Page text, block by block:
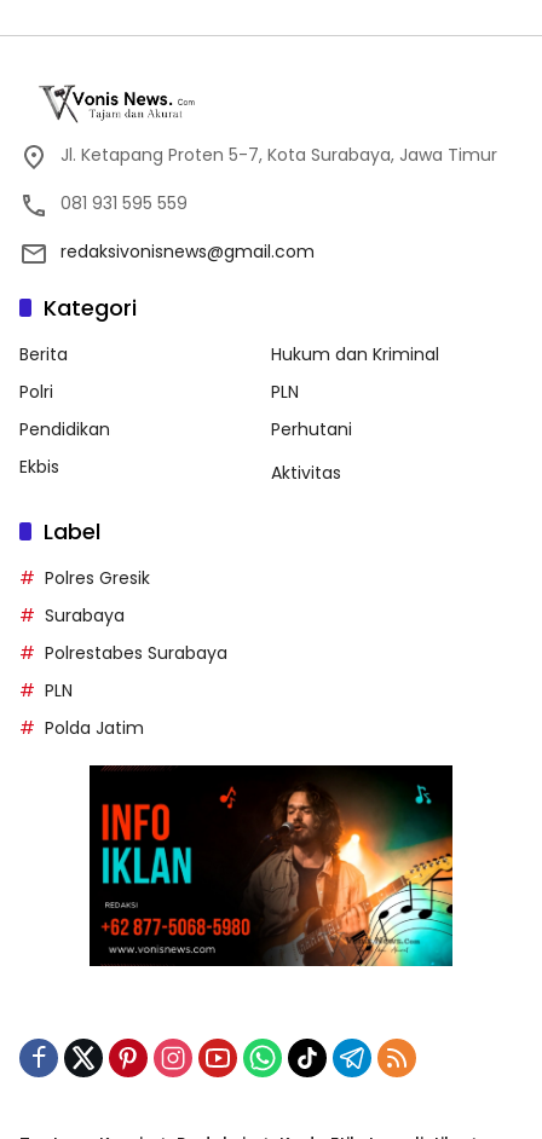
Jl. Ketapang Proten 5-7, Kota Surabaya, Jawa Timur
081 931 595 559
redaksivonisnews@gmail.com
Kategori
Berita
Hukum dan Kriminal
Polri
PLN
Pendidikan
Perhutani
Ekbis
Aktivitas
Label
Polres Gresik
Surabaya
Polrestabes Surabaya
PLN
Polda Jatim